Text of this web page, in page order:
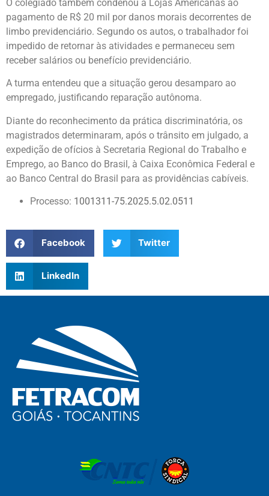
O colegiado também condenou a Lojas Americanas ao
pagamento de R$ 20 mil por danos morais decorrentes de
limbo previdenciário. Segundo os autos, o trabalhador foi
impedido de retornar às atividades e permaneceu sem
receber salários ou benefício previdenciário.
A turma entendeu que a situação gerou desamparo ao
empregado, justificando reparação autônoma.
Diante do reconhecimento da prática discriminatória, os
magistrados determinaram, após o trânsito em julgado, a
expedição de ofícios à Secretaria Regional do Trabalho e
Emprego, ao Banco do Brasil, à Caixa Econômica Federal e
ao Banco Central do Brasil para as providências cabíveis.
Processo: 1001311-75.2025.5.02.0511
Facebook Twitter
LinkedIn